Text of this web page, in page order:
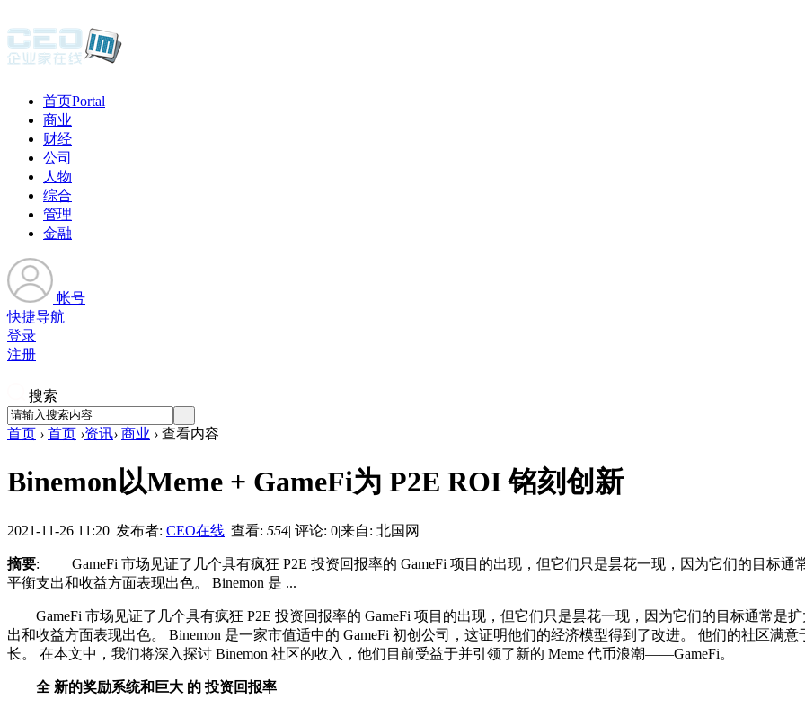
首页Portal
商业
财经
公司
人物
综合
管理
金融
帐号
快捷导航
登录
注册
搜索
首页 › 首页 ›资讯› 商业 › 查看内容
Binemon以Meme + GameFi为 P2E ROI 铭刻创新
2021-11-26 11:20| 发布者: CEO在线| 查看: 554| 评论: 0|来自: 北国网
摘要: GameFi 市场见证了几个具有疯狂 P2E 投资回报率的 GameFi 项目的出现，但它们只是昙花一现，因为它们的目标通
平衡支出和收益方面表现出色。 Binemon 是 ...
GameFi 市场见证了几个具有疯狂 P2E 投资回报率的 GameFi 项目的出现，但它们只是昙花一现，因为它们的目标通常是
出和收益方面表现出色。 Binemon 是一家市值适中的 GameFi 初创公司，这证明他们的经济模型得到了改进。 他们的社区满
长。 在本文中，我们将深入探讨 Binemon 社区的收入，他们目前受益于并引领了新的 Meme 代币浪潮——GameFi。
全 新的奖励系统和巨大 的 投资回报率